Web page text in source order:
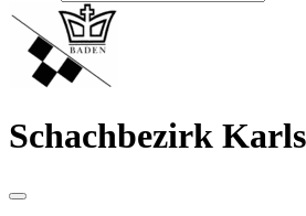
Schachbezirk